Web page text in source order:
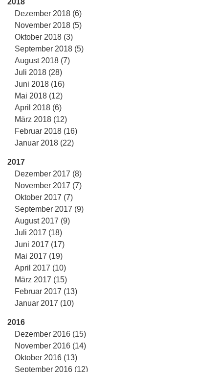
2018
Dezember 2018 (6)
November 2018 (5)
Oktober 2018 (3)
September 2018 (5)
August 2018 (7)
Juli 2018 (28)
Juni 2018 (16)
Mai 2018 (12)
April 2018 (6)
März 2018 (12)
Februar 2018 (16)
Januar 2018 (22)
2017
Dezember 2017 (8)
November 2017 (7)
Oktober 2017 (7)
September 2017 (9)
August 2017 (9)
Juli 2017 (18)
Juni 2017 (17)
Mai 2017 (19)
April 2017 (10)
März 2017 (15)
Februar 2017 (13)
Januar 2017 (10)
2016
Dezember 2016 (15)
November 2016 (14)
Oktober 2016 (13)
September 2016 (12)